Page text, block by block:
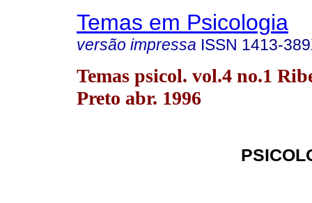
Temas em Psicologia
versão impressa ISSN 1413-
Temas psicol. vol.4 no.1
Preto abr. 1996